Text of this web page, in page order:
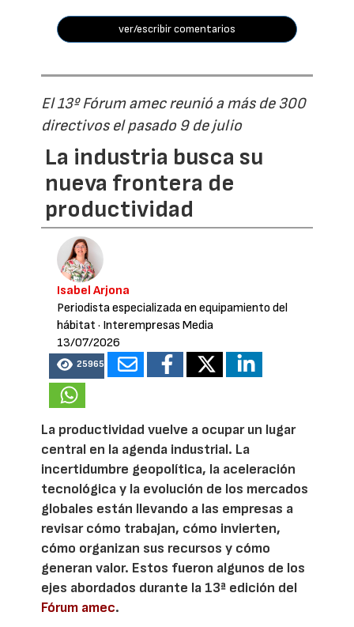
ver/escribir comentarios
El 13º Fórum amec reunió a más de 300
directivos el pasado 9 de julio
La industria busca su
nueva frontera de
productividad
Isabel Arjona
Periodista especializada en equipamiento del
hábitat · Interempresas Media
13/07/2026
25965
La productividad vuelve a ocupar un lugar
central en la agenda industrial. La
incertidumbre geopolítica, la aceleración
tecnológica y la evolución de los mercados
globales están llevando a las empresas a
revisar cómo trabajan, cómo invierten,
cómo organizan sus recursos y cómo
generan valor. Estos fueron algunos de los
ejes abordados durante la 13ª edición del
Fórum amec.